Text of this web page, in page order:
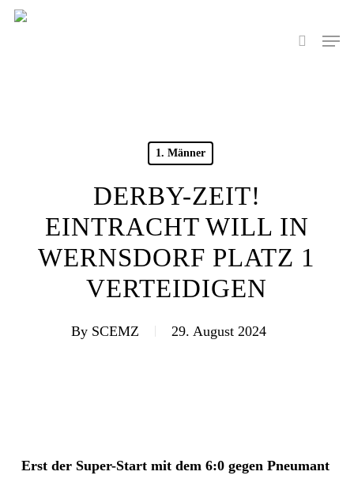
Skip
search
Menu
1. Männer
DERBY-ZEIT!
EINTRACHT WILL IN
WERNSDORF PLATZ 1
VERTEIDIGEN
By SCEMZ 29. August 2024
Erst der Super-Start mit dem 6:0 gegen Pneumant